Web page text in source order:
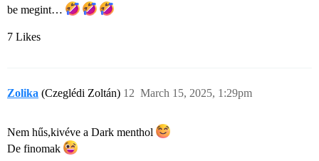
be megint…
7 Likes
Zolika (Czeglédi Zoltán) March 15, 2025, 1:29pm
12
Nem hűs,kivéve a Dark menthol
De finomak